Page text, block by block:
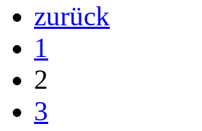
zurück
1
2
3